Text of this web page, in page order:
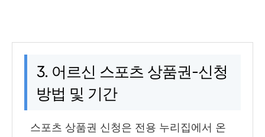
3. 어르신 스포츠 상품권-신청
방법 및 기간
스포츠 상품권 신청은 전용 누리집에서 온